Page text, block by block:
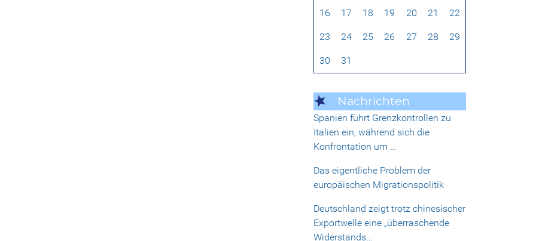
16 17 18 19 20 21 22
23 24 25 26 27 28 29
30 31
Nachrichten
Spanien führt Grenzkontrollen zu
Italien ein, während sich die
Konfrontation um …
Das eigentliche Problem der
europäischen Migrationspolitik
Deutschland zeigt trotz chinesischer
Exportwelle eine „überraschende
Widerstands…